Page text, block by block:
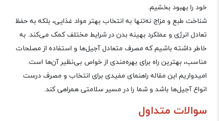
خود را بهبود بخشیم.
شناخت طبع و مزاج نه‌تنها به انتخاب بهتر مواد غذایی، بلکه به حفظ
تعادل انرژی و عملکرد بهینه بدن در شرایط مختلف کمک می‌کند. به
خاطر داشته باشیم که مصرف متعادل آجیل‌ها و استفاده از مصلحات
مناسب، بهترین راه برای بهره‌مندی از خواص بی‌نظیر آن‌ها است.
امیدواریم این مقاله راهنمای مفیدی برای انتخاب و مصرف درست
انواع آجیل‌ها باشد و شما را در مسیر سلامتی همراهی کند.
سوالات متداول